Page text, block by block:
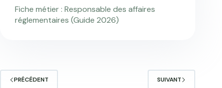
Fiche métier : Responsable des affaires
réglementaires (Guide 2026)
PRÉCÉDENT SUIVANT